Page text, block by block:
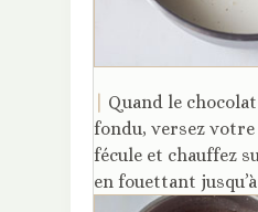
Quand le
fondu, versez
fécule et chauffez
en fouettant